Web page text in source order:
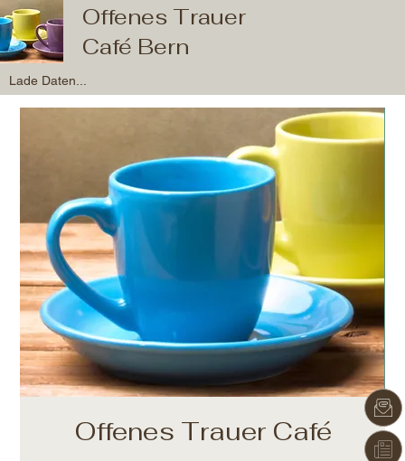
Lade Daten...
Offenes Trauer
Café Bern
Offenes Trauer Café